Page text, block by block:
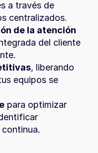
a través de
centralizados.
de la atención
del cliente
, liberando
equipos se
para optimizar